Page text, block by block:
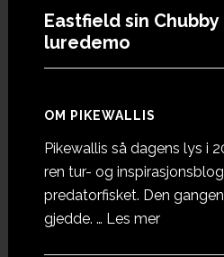
Eastfield sin Chubby
luredemo
OM PIKEWALLIS
Pikewallis så dagens lys i
ren tur- og
predatorfisket. Den
gjedde. … Les meromOm